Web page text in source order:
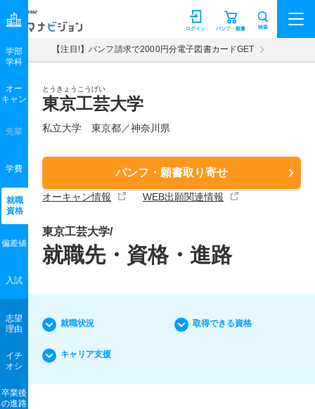
マナビジョン パンフ・願書
ログイン 検索
【注目!】パンフ請求で2000円分電子図書カードGET
とうきょうこうげい
東京工芸大学
私立大学 東京都／神奈川県
パンフ・願書取り寄せ
オーキャン情報 WEB出願関連情報
学部
学科
オー
キャン
先輩
学費
就職
資格
偏差値
入試
志望
理由
イチ
オシ
卒業後
の進路
東京工芸大学/
就職先・資格・進路
就職状況 取得できる資格
キャリア支援